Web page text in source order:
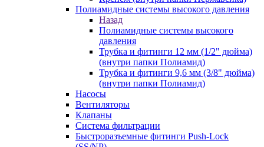
Полиамидные системы высокого давления
Назад
Полиамидные системы высокого
давления
Трубка и фитинги 12 мм (1/2" дюйма)
(внутри папки Полиамид)
Трубка и фитинги 9,6 мм (3/8" дюйма)
(внутри папки Полиамид)
Насосы
Вентиляторы
Клапаны
Система фильтрации
Быстроразъемные фитинги Push-Lock